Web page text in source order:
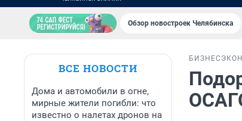
Обзор новостроек Челябинска
ВСЕ НОВОСТИ
Дома и автомобили в огне,
мирные жители погибли: что
известно о налетах дронов на
БИЗНЕС